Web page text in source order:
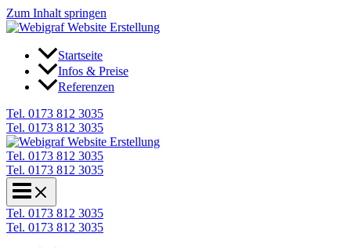
Zum Inhalt springen
Startseite
Infos & Preise
Referenzen
Tel. 0173 812 3035
Tel. 0173 812 3035
Tel. 0173 812 3035
Tel. 0173 812 3035
Tel. 0173 812 3035
Tel. 0173 812 3035